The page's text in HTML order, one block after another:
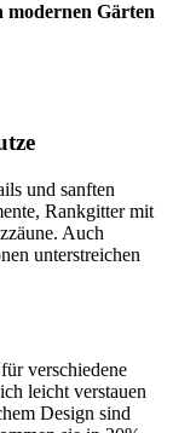
modernen Gärten
und sanften
Rankgitter mit
Auch
unterstreichen
verschiedene
leicht verstauen
Design sind